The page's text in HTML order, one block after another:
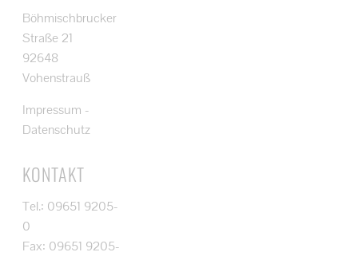
Böhmischbrucker
Straße 21
92648
Vohenstrauß
Impressum -
Datenschutz
KONTAKT
Tel.: 09651 9205-
0
Fax: 09651 9205-